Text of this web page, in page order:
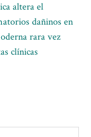
altera el
dañinos en
rara vez
clínicas